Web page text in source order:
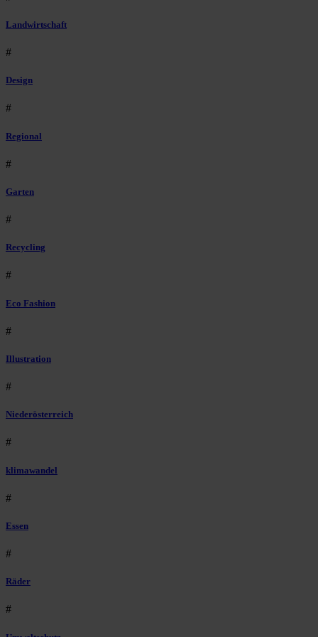
Landwirtschaft
#
Design
#
Regional
#
Garten
#
Recycling
#
Eco Fashion
#
Illustration
#
Niederösterreich
#
klimawandel
#
Essen
#
Räder
#